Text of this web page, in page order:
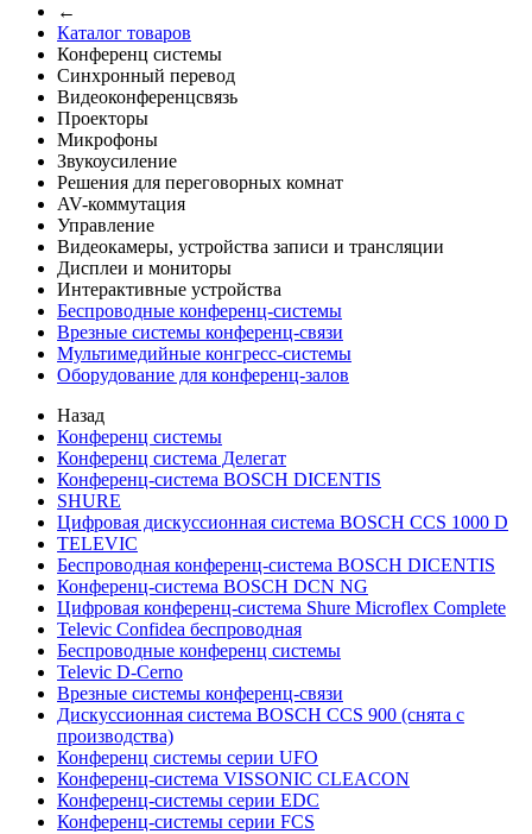
←
Каталог товаров
Конференц системы
Синхронный перевод
Видеоконференцсвязь
Проекторы
Микрофоны
Звукоусиление
Решения для переговорных комнат
AV-коммутация
Управление
Видеокамеры, устройства записи и трансляции
Дисплеи и мониторы
Интерактивные устройства
Беспроводные конференц-системы
Врезные системы конференц-связи
Мультимедийные конгресс-системы
Оборудование для конференц-залов
Назад
Конференц системы
Конференц система Делегат
Конференц-система BOSCH DICENTIS
SHURE
Цифровая дискуссионная система BOSCH CCS 1000 D
TELEVIC
Беспроводная конференц-система BOSCH DICENTIS
Конференц-система BOSCH DCN NG
Цифровая конференц-система Shure Microflex Complete
Televic Confidea беспроводная
Беспроводные конференц системы
Televic D-Cerno
Врезные системы конференц-связи
Дискуссионная система BOSCH CCS 900 (снята с
производства)
Конференц системы серии UFO
Конференц-система VISSONIC CLEACON
Конференц-системы серии EDC
Конференц-системы серии FCS